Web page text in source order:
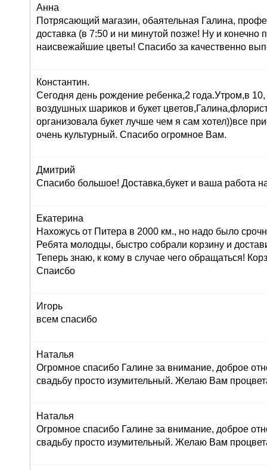
Анна
Потрясающий магазин, обаятельная Галина,
доставка (в 7:50 и ни минутой позже! Ну и конечно
наисвежайшие цветы! Спасибо за качественно
Константин.
Сегодня день рождение ребенка,2 года.Утром,в 10,
воздушных шариков и букет
организовала букет лучше чем я сам хотел))все
очень культурный. Спасибо огромное Вам.
Дмитрий
Спасибо большое! Доставка,букет и ваша работа
Екатерина
Нахожусь от Питера в 2000 км., но надо было
Ребята молодцы, быстро собрали корзину и
Теперь знаю, к кому в случае чего обращаться!
Спаисбо
Игорь
всем спасибо
Наталья
Огромное спасибо Галине за внимание, доброе
свадьбу просто изумительный. Желаю Вам
Наталья
Огромное спасибо Галине за внимание, доброе
свадьбу просто изумительный. Желаю Вам